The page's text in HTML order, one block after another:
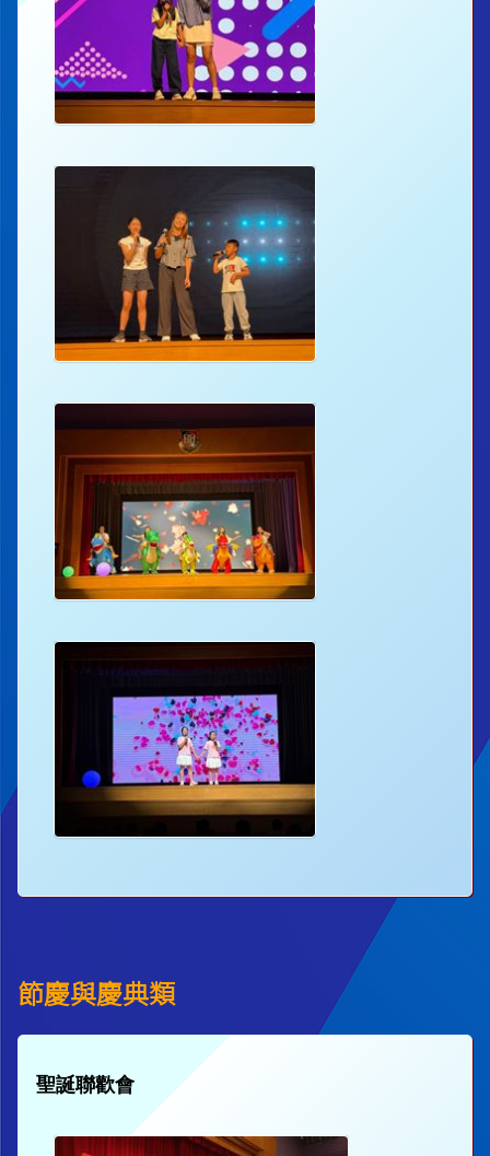
節慶與慶典類
聖誕聯歡會